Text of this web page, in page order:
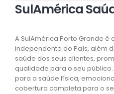
SulAmérica
A SulAmérica Porto Grande
independente do País, além
saúde dos seus clientes,
qualidade para o seu
para a saúde física,
cobertura completa para o